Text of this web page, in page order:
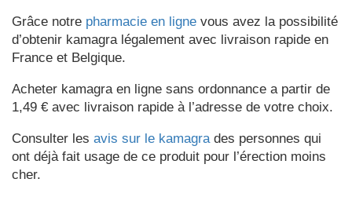
Grâce notre pharmacie en ligne vous avez la possibilité
d’obtenir kamagra légalement avec livraison rapide en
France et Belgique.
Acheter kamagra en ligne sans ordonnance a partir de
1,49 € avec livraison rapide à l’adresse de votre choix.
Consulter les avis sur le kamagrades personnes qui
ont déjà fait usage de ce produit pour l’érection moins
cher.